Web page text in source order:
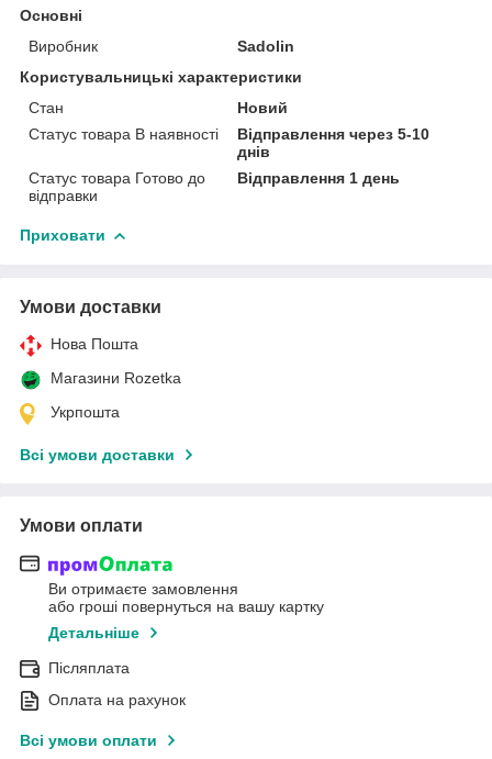
Основні
Виробник
Sadolin
Користувальницькі характеристики
Стан
Новий
Статус товара В наявності
Відправлення через 5-10
днів
Статус товара Готово до
відправки
Відправлення 1 день
Приховати
Умови доставки
Нова Пошта
Магазини Rozetka
Укрпошта
Всі умови доставки
Умови оплати
Ви отримаєте замовлення
або гроші повернуться на вашу картку
Детальніше
Післяплата
Оплата на рахунок
Всі умови оплати